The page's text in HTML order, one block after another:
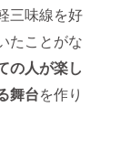
三味線を好
たことがな
の人が楽し
舞台を作り